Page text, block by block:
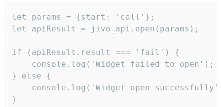
let params = {start: 'call'};
let apiResult = jivo_api.open(params);
if (apiResult.result === 'fail') {
    console.log('Widget failed to open');
} else {
console.log('Widget open
}